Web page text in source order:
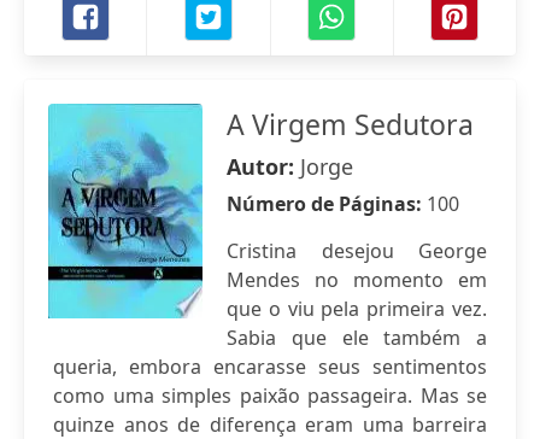
A Virgem Sedutora
Autor: Jorge
Número de Páginas: 100
Cristina desejou George
Mendes no momento em
que o viu pela primeira vez.
Sabia que ele também a
queria, embora encarasse seus sentimentos
como uma simples paixão passageira. Mas se
quinze anos de diferença eram uma barreira